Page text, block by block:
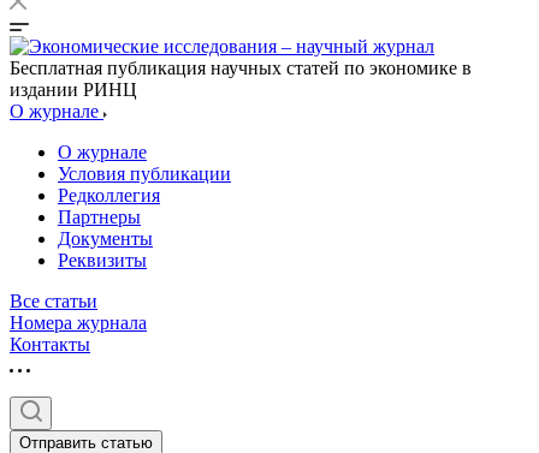
Бесплатная публикация научных статей по экономике в
издании РИНЦ
О журнале
О журнале
Условия публикации
Редколлегия
Партнеры
Документы
Реквизиты
Все статьи
Номера журнала
Контакты
Отправить статью